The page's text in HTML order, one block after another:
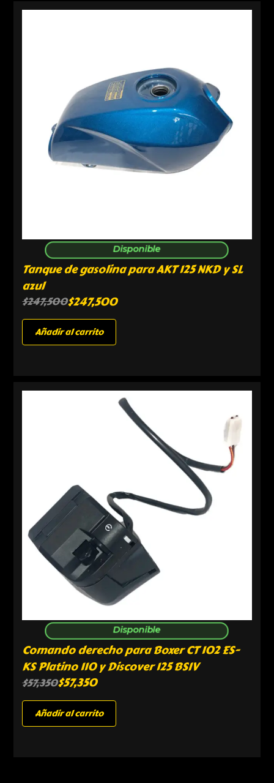
Disponible
Tanque de gasolina para AKT 125 NKD y SL
azul
$247,500$247,500
Añadir al carrito
Disponible
Comando derecho para Boxer CT 102 ES-
KS Platino 110 y Discover 125 BSIV
$57,350$57,350
Añadir al carrito